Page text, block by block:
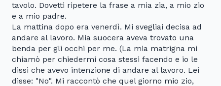
tavolo. Dovetti ripetere la frase a mia zia, a mio zio
e a mio padre.
La mattina dopo era venerdì. Mi svegliai decisa ad
andare al lavoro. Mia suocera aveva trovato una
benda per gli occhi per me. (La mia matrigna mi
chiamò per chiedermi cosa stessi facendo e io le
dissi che avevo intenzione di andare al lavoro. Lei
disse: "No". Mi raccontò che quel giorno mio zio,